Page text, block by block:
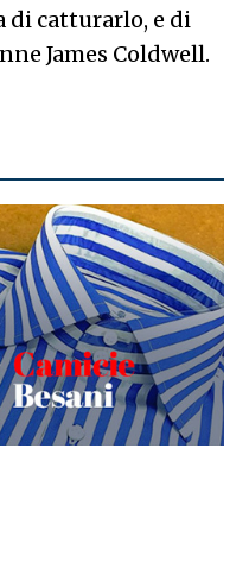
di catturarlo, e di
James Coldwell.